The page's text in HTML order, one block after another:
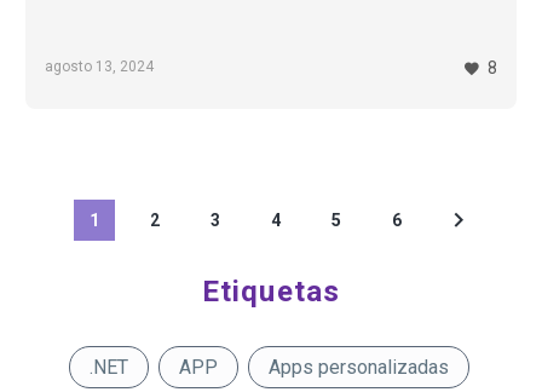
agosto 13, 2024
usuario, sino que también aumenta la retención y la lealtad8
1 2 3 4 5 6
Etiquetas
.NET APP Apps personalizadas